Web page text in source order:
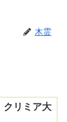
木霊
クリミア大